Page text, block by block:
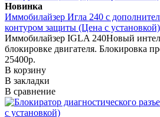
Новинка
Иммобилайзер Игла 240 с
контуром защиты (Цена с установкой)
Иммобилайзер IGLA 240Новый
блокировке двигателя. Блокировка
25400р.
В корзину
В закладки
В сравнение